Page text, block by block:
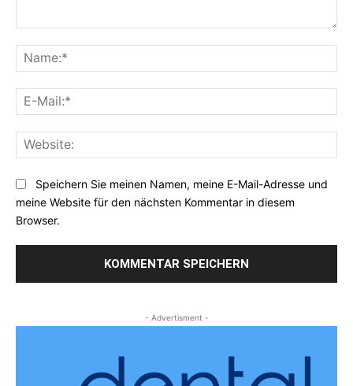
Speichern Sie meinen Namen, meine E-Mail-Adresse und
meine Website für den nächsten Kommentar in diesem
Browser.
- Advertisment -